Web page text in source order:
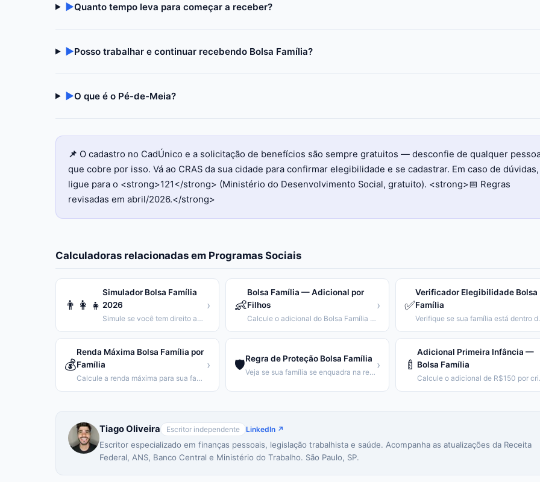
▶Quanto tempo leva para começar a receber?
▶Posso trabalhar e continuar recebendo Bolsa Família?
▶O que é o Pé-de-Meia?
📌 O cadastro no CadÚnico e a solicitação de benefícios são sempre gratuitos — desconfie de qualquer
que cobre por isso. Vá ao CRAS da sua cidade para confirmar elegibilidade e se cadastrar. Em caso de dúvidas,
ligue para o <strong>121</strong> (Ministério do Desenvolvimento Social, gratuito). <strong>📅 Regras
revisadas em abril/2026.</strong>
Calculadoras relacionadas em Programas Sociais
👨‍👩‍👧
Simulador Bolsa Família
2026
Simule se você tem direito ao Bolsa Família e calcule o valor.
› 👶
Bolsa Família — Adicional por
Filhos
Calcule o adicional do Bolsa Família conforme número e idade dos filhos.
› ✅
Verificador Elegibilidade Bolsa
Família
Verifique se
💰
Renda Máxima Bolsa Família por
Família
Calcule a renda máxima para sua família receber o Bolsa Família.
› 🛡️Regra de Proteção Bolsa Família
Veja se sua família se enquadra na regra de proteção (emancipação gradual).
› 🍼
Adicional Primeira Infância —
Bolsa Família
Calcule
Tiago Oliveira Escritor independente LinkedIn ↗
Escritor especializado em finanças pessoais, legislação trabalhista e saúde. Acompanha as atualizações da Receita
Federal, ANS, Banco Central e Ministério do Trabalho. São Paulo, SP.